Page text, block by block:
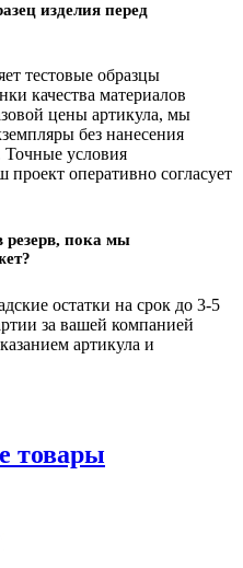
изделия перед
тестовые образцы
качества материалов
цены артикула, мы
без нанесения
Точные условия
проект оперативно согласует
резерв, пока мы
остатки на срок до 3-5
за вашей компанией
артикула и
товары